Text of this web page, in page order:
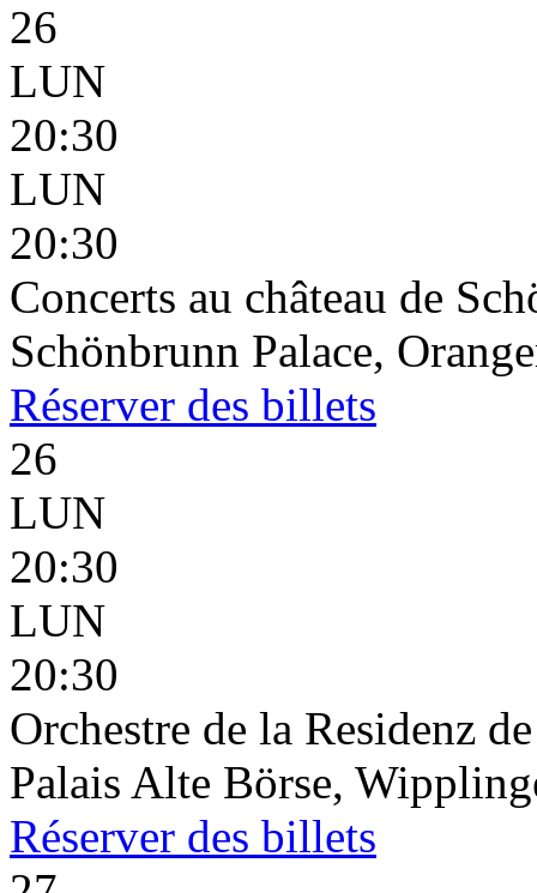
26
LUN
20:30
LUN
20:30
Concerts au château de
Schönbrunn Palace,
Réserver des billets
26
LUN
20:30
LUN
20:30
Orchestre de la Residenz
Palais Alte Börse,
Réserver des billets